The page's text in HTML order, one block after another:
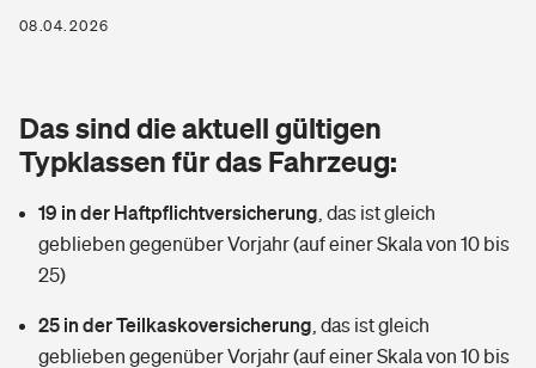
Rentenrechner: Wie viel Geld bekomme ich im Alter?
Wer versichert was: Jetzt Versicherer finden
Sie haben Fragen?
Wärmepumpen versichern
Vermieterrrechtsschutz
Mietkautionsversicherung
Restkreditversicherung
Zur Übersicht
Kinderunfall­ver­si­che­rung
Reiseversicherung
Tierkrankenversicherung
Zur Übersicht
08.04.2026
Das sind die aktuell gültigen
Typklassen für das Fahrzeug:
19 in der Haftpflichtversicherung das ist gleich
geblieben gegenüber Vorjahr (auf einer Skala von 10 bis
25)
25 in der Teilkaskoversicherung das ist gleich
geblieben gegenüber Vorjahr (auf einer Skala von 10 bis